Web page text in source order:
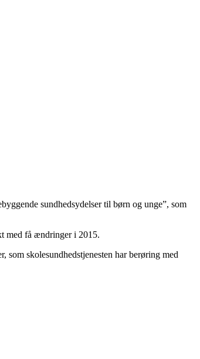
sundhedsydelser til børn og unge”, som
med få ændringer i 2015.
skolesundhedstjenesten har berøring med